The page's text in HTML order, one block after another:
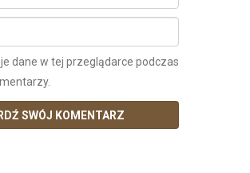
dane w tej przeglądarce podczas